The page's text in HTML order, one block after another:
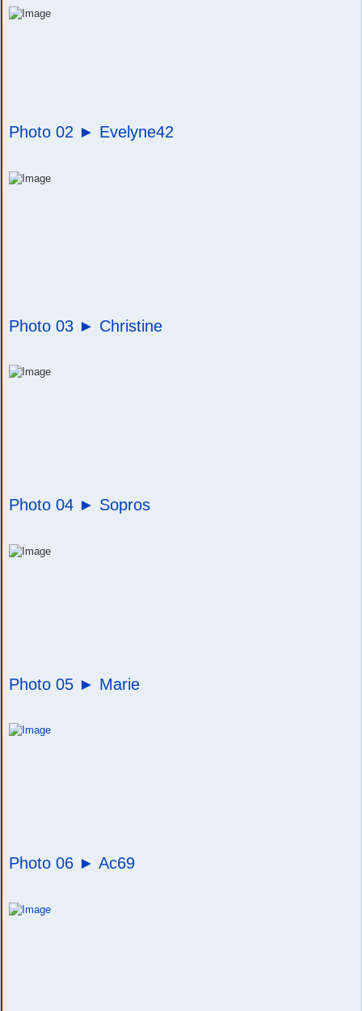
Photo 02 ► Evelyne42
Photo 03 ► Christine
Photo 04 ► Sopros
Photo 05 ► Marie
Photo 06 ► Ac69